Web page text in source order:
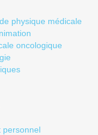
physique médicale
oncologique
personnel